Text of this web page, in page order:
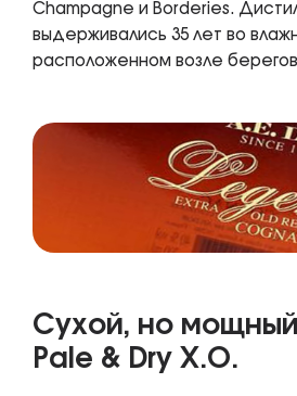
Champagne и Borderies.
выдерживались 35 лет во
расположенном возле
Сухой, но
Pale & Dry X.O.